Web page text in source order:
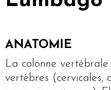
ANATOMIE
La colonne vertébrale
vertèbres (cervicales,